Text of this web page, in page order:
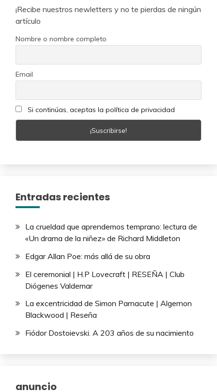
¡Recibe nuestros newletters y no te pierdas de ningún
artículo
Nombre o nombre completo
Email
Si continúas, aceptas la política de privacidad
Entradas recientes
La crueldad que aprendemos temprano: lectura de
«Un drama de la niñez» de Richard Middleton
Edgar Allan Poe: más allá de su obra
El ceremonial | H.P Lovecraft | RESEÑA | Club
Diógenes Valdemar
La excentricidad de Simon Parnacute | Algernon
Blackwood | Reseña
Fiódor Dostoievski. A 203 años de su nacimiento
anuncio